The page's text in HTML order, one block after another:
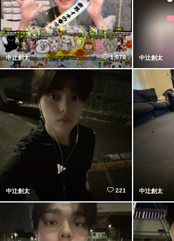
中辻創太 1,078 中辻創太
中辻創太 221 中辻創太